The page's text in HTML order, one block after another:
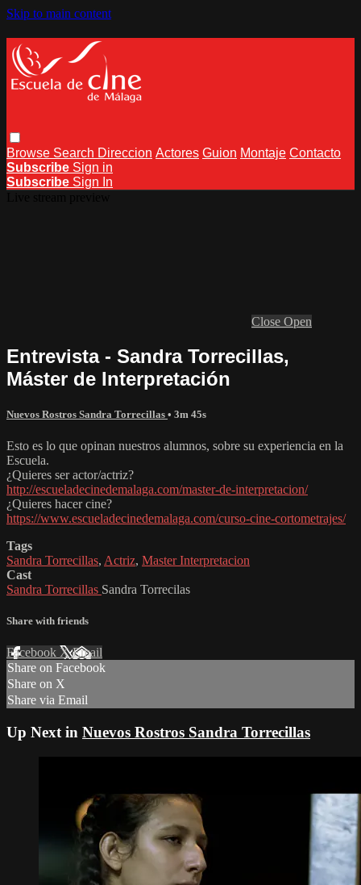
Skip to main content
Browse Search Direccion Actores Guion Montaje Contacto
Subscribe Sign in
Subscribe Sign In
Close Open
Entrevista - Sandra Torrecillas,
Máster de Interpretación
Nuevos Rostros Sandra Torrecillas • 3m 45s
Esto es lo que opinan nuestros alumnos, sobre su experiencia en la
Escuela.
¿Quieres ser actor/actriz?
http://escueladecinedemalaga.com/master-de-interpretacion/
¿Quieres hacer cine?
https://www.escueladecinedemalaga.com/curso-cine-cortometrajes/
Tags
Sandra Torrecillas, Actriz, Master Interpretacion
Cast
Sandra Torrecillas Sandra Torrecilas
Share with friends
Facebook XEmail
Share on Facebook
Share on X
Share via Email
Up Next in Nuevos Rostros Sandra Torrecillas